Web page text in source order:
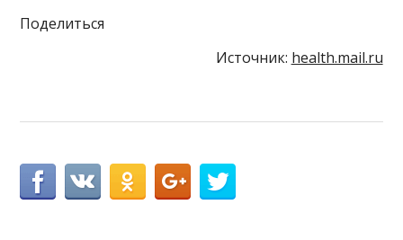
Поделиться
Источник: health.mail.ru